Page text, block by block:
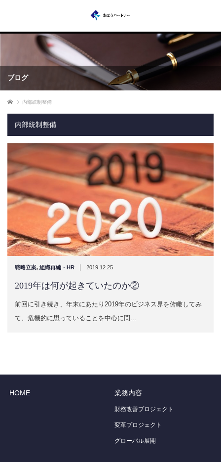
ブログ
ホーム 内部統制整備
内部統制整備
戦略立案, 組織再編・HR | 2019.12.25
2019年は何が起きていたのか②
前回に引き続き、年末にあたり2019年のビジネス界を俯瞰してみ
て、危機的に思っていることを中心に問…
HOME 業務内容
財務改善プロジェクト
変革プロジェクト
グローバル展開